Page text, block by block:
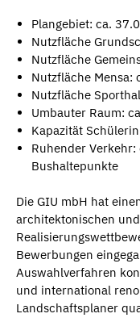
Plangebiet: ca.
Nutzfläche
Nutzfläche
Nutzfläche Mensa:
Nutzfläche
Umbauter Raum:
Kapazität
Ruhender Verkehr:
Bushaltepunkte
Die GIU mbH hat
architektonischen
Bewerbungen
Auswahlverfahren
und international
Landschaftsplaner